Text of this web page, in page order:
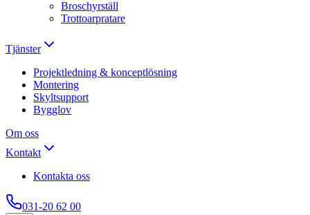
Broschyrställ
Trottoarpratare
Tjänster
Projektledning & konceptlösning
Montering
Skyltsupport
Bygglov
Om oss
Kontakt
Kontakta oss
031-20 62 00